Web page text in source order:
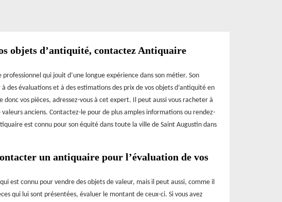
objets d’antiquité, contactez Antiquaire
qui jouit d’une longue expérience dans son métier. Son
des évaluations et à des estimations des prix de vos objets d’antiquité en
vos pièces, adressez-vous à cet expert. Il peut aussi vous racheter à
anciens. Contactez-le pour de plus amples informations ou rendez-
est connu pour son équité dans toute la ville de Saint Augustin dans
un antiquaire pour l’évaluation de vos
est connu pour vendre des objets de valeur, mais il peut aussi, comme il
qui lui sont présentées, évaluer le montant de ceux-ci. Si vous avez